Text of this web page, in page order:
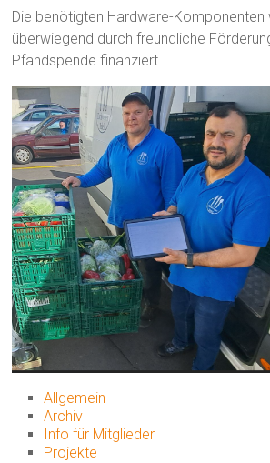
Die benötigten Hardware-Komponenten
überwiegend durch freundliche
Pfandspende finanziert.
Allgemein
Archiv
Info für Mitglieder
Projekte